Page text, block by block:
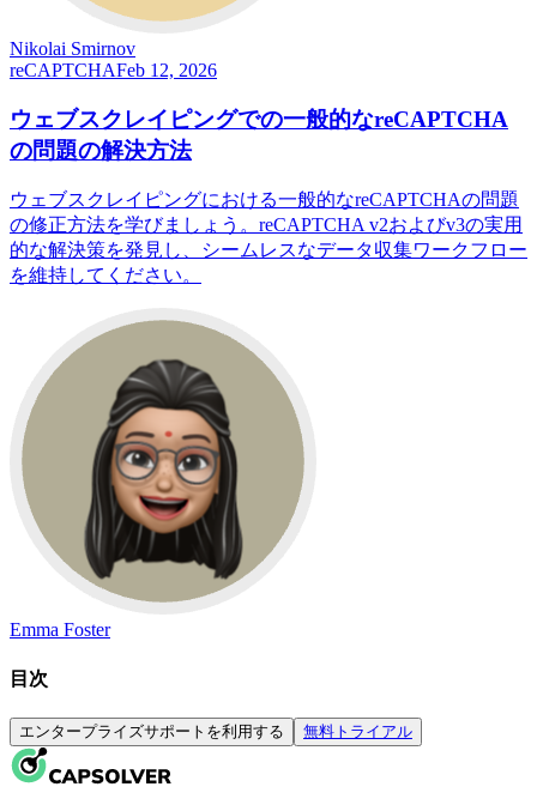
Nikolai Smirnov
reCAPTCHAFeb 12, 2026
ウェブスクレイピングでの一般的なreCAPTCHA
の問題の解決方法
ウェブスクレイピングにおける一般的なreCAPTCHAの問題
の修正方法を学びましょう。reCAPTCHA v2およびv3の実用
的な解決策を発見し、シームレスなデータ収集ワークフロー
を維持してください。
Emma Foster
目次
エンタープライズサポートを利用する 無料トライアル